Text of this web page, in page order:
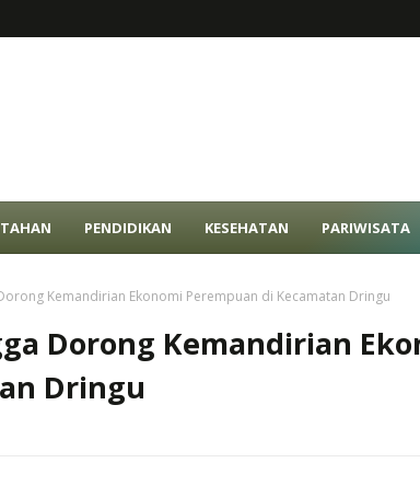
PENDIDIKAN KESEHATAN PARIWISATA
Kemandirian Ekonomi Perempuan di Kecamatan Dringu
Dorong Kemandirian
Dringu